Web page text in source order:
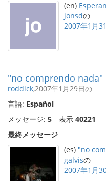
(en)
jonsdの
2007年1月
"no comprendo nada"
roddick,2007年1月29日の
言語: Español
メッセージ: 5 表示 40221
最終メッセージ
(es) "no
galvisの
2007年1月